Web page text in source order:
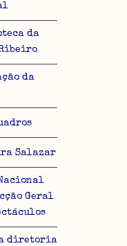
da
da
Salazar
Geral
diretoria